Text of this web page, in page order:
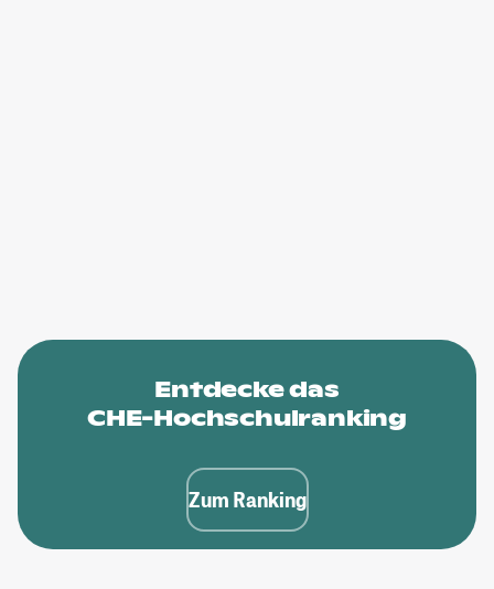
Entdecke das
CHE-Hochschulranking
Zum Ranking